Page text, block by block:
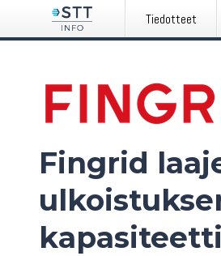
Tiedotteet
Fingrid